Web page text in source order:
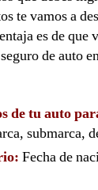
te vamos a
es de que
de auto
de tu auto
submarca,
Fecha de